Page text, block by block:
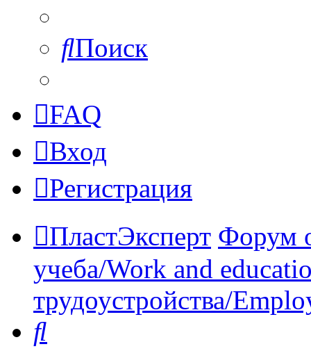
Поиск
FAQ
Вход
Регистрация
ПластЭксперт Форум
учеба/Work and
трудоустройства/